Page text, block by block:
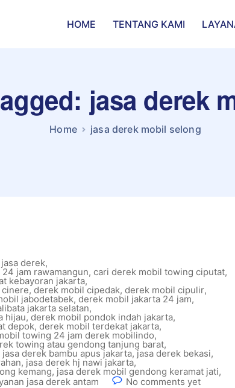
HOME TENTANG KAMI
jasa derek
Home jasa derek mobil selong
derek,
jam rawamangun, cari derek mobil towing ciputat,
kebayoran jakarta,
,derek mobil cipedak, derek mobil cipulir,
jabodetabek, derek mobil jakarta 24 jam,
jakarta selatan,
hijau, derek mobil pondok indah jakarta,
depok, derek mobil terdekat jakarta,
towing 24 jam derek mobilindo,
towing atau gendong tanjung barat,
jasa derek bambu apus jakarta,jasa derek bekasi,
, jasa derek hj nawi jakarta,
kemang, jasa derek mobil gendong keramat jati,
jasa derek antam No comments yet